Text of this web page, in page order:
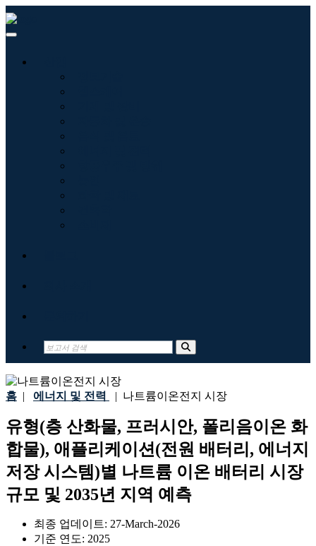
홈 | 에너지 및 전력 | 나트륨이온전지 시장
유형(층 산화물, 프러시안, 폴리음이온 화
합물), 애플리케이션(전원 배터리, 에너지
저장 시스템)별 나트륨 이온 배터리 시장
규모 및 2035년 지역 예측
최종 업데이트: 27-March-2026
기준 연도: 2025